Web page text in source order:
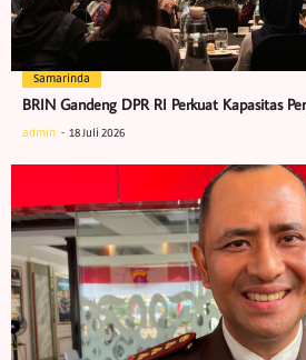
Samarinda
BRIN Gandeng DPR RI Perkuat Kapasitas
admin 18 Juli 2026